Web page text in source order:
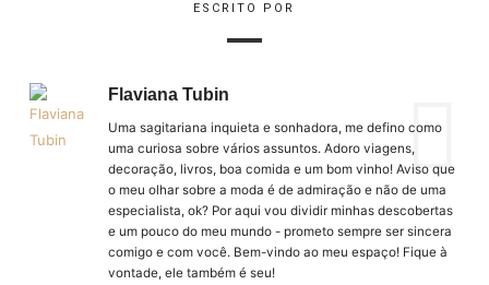
ESCRITO POR
Flaviana Tubin
Uma sagitariana inquieta e sonhadora, me defino como
uma curiosa sobre vários assuntos. Adoro viagens,
decoração, livros, boa comida e um bom vinho! Aviso que
o meu olhar sobre a moda é de admiração e não de uma
especialista, ok? Por aqui vou dividir minhas descobertas
e um pouco do meu mundo - prometo sempre ser sincera
comigo e com você. Bem-vindo ao meu espaço! Fique à
vontade, ele também é seu!